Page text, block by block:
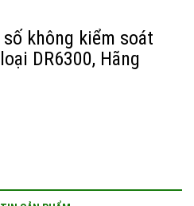
không kiểm soát
DR6300, Hãng